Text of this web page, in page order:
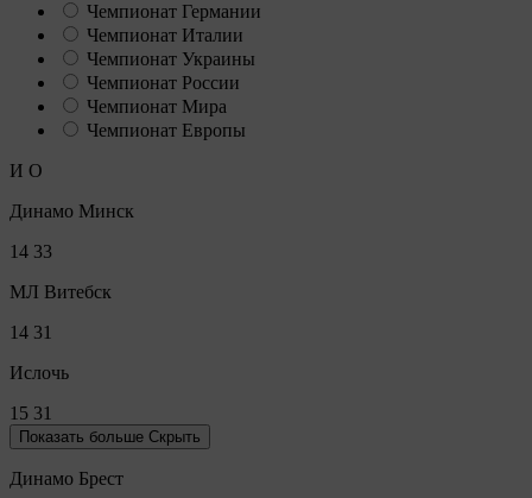
Чемпионат Германии
Чемпионат Италии
Чемпионат Украины
Чемпионат России
Чемпионат Мира
Чемпионат Европы
И О
Динамо Минск
14 33
МЛ Витебск
14 31
Ислочь
15 31
Показать больше Скрыть
Динамо Брест